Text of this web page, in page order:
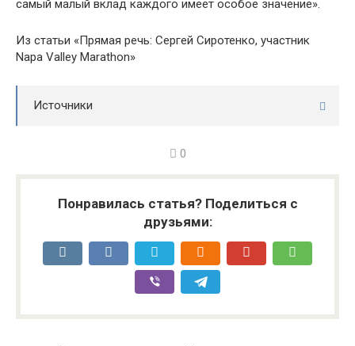
самый малый вклад каждого имеет особое значение».
Из статьи «Прямая речь: Сергей Сиротенко, участник
Napa Valley Marathon»
Источники
0
Понравилась статья? Поделиться с
друзьями: